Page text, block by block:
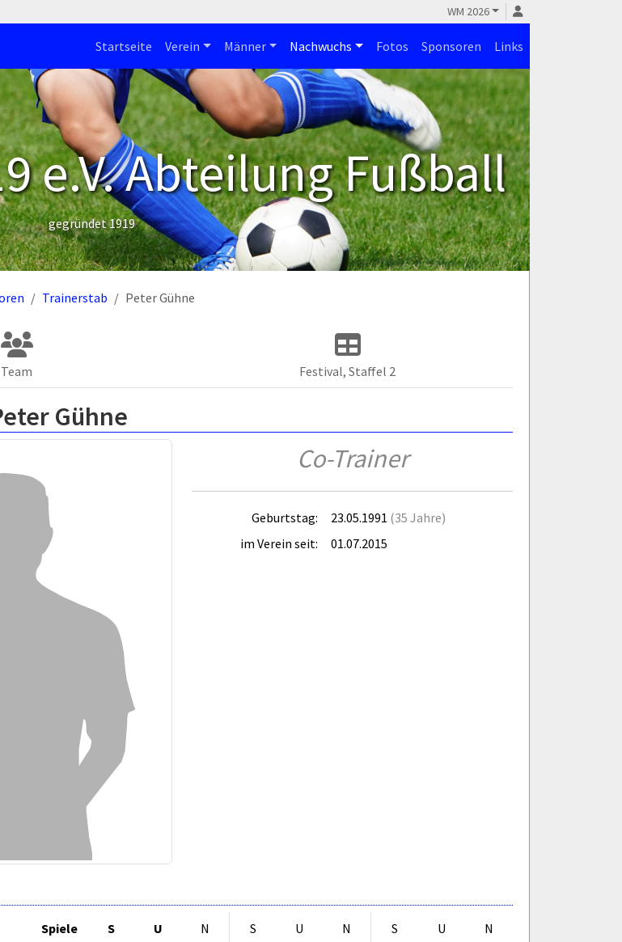
WM 2026
Startseite Verein Männer Nachwuchs Fotos Sponsoren Links
e.V. Abteilung Fußball
gegründet 1919
Trainerstab Peter Gühne
Team Festival, Staffel 2
Gühne
Co-Trainer
Geburtstag: 23.05.1991 (35 Jahre)
im Verein seit:
01.07.2015
Spiele S U N S U N S U N